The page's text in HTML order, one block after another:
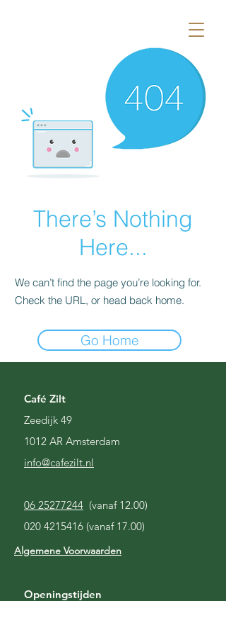
There’s Nothing
Here...
We can’t find the page you’re looking for.
Check the URL, or head back home.
Go Home
Café Zilt
Zeedijk 49
1012 AR Amsterdam
info@cafezilt.nl
06 25277244 (vanaf 12.00)
020 4215416 (vanaf 17.00)
Algemene Voorwaarden
Openingstijden